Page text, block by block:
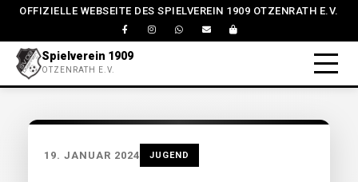
OFFIZIELLE WEBSEITE DES SPIELVEREIN 1909 OTZENRATH E.V.
Spielverein 1909
OTZENRATH E.V.
19. JANUAR 2024 JUGEND